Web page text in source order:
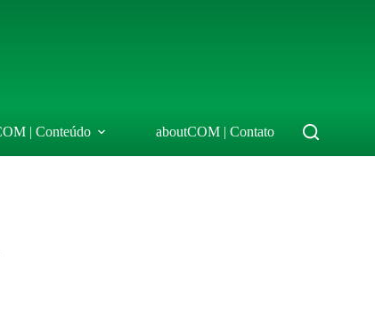
| Conteúdo aboutCOM | Contato